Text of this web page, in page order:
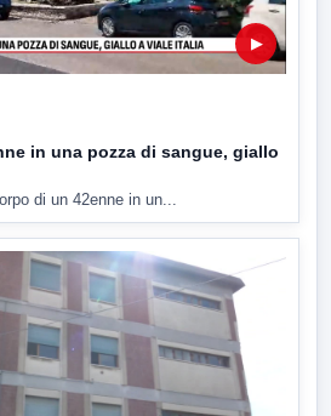
▶
in una pozza di sangue, giallo
di un 42enne in un...